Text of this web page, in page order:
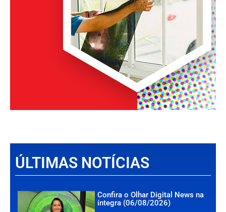
ÚLTIMAS NOTÍCIAS
Confira o Olhar Digital News na
íntegra (06/08/2026)